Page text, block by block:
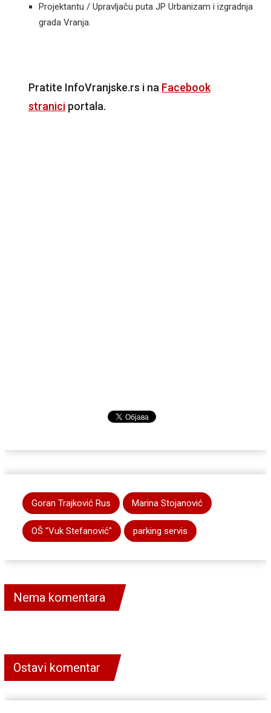
Projektantu / Upravljaču puta JP Urbanizam i izgradnja
grada Vranja.
Pratite InfoVranjske.rs i na Facebook
straniciportala.
Goran Trajković Rus Marina Stojanović
OŠ "Vuk Stefanović" parking servis
Nema komentara
Ostavi komentar